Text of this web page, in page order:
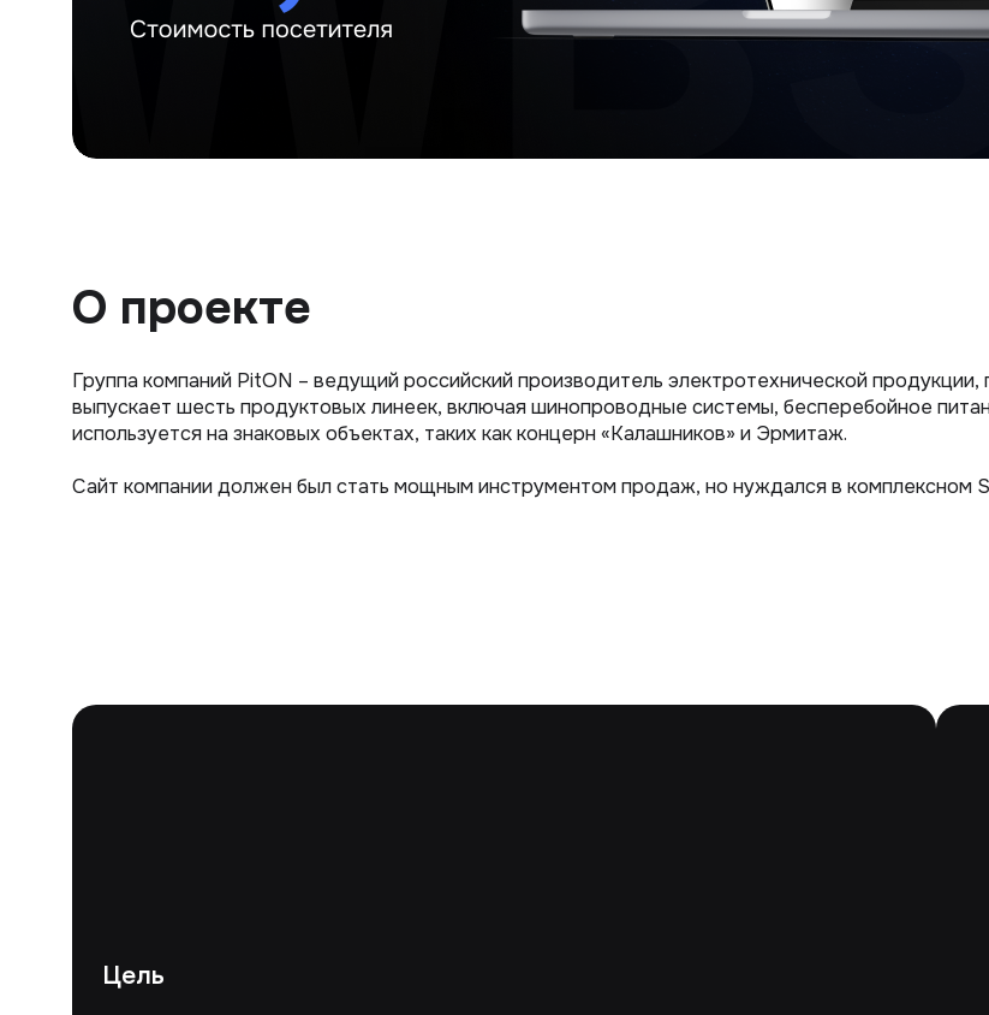
О проекте
Группа компаний PitON – ведущий российский производитель электротехнической
выпускает шесть продуктовых линеек, включая шинопроводные системы, бесперебойное
используется на знаковых объектах, таких как концерн «Калашников» и Эрмитаж.
Сайт компании должен был стать мощным инструментом продаж, но нуждался в комплексном
Цель